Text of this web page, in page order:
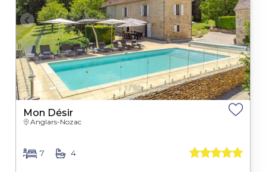
1/50
Mon Désir
Anglars-Nozac
7 4